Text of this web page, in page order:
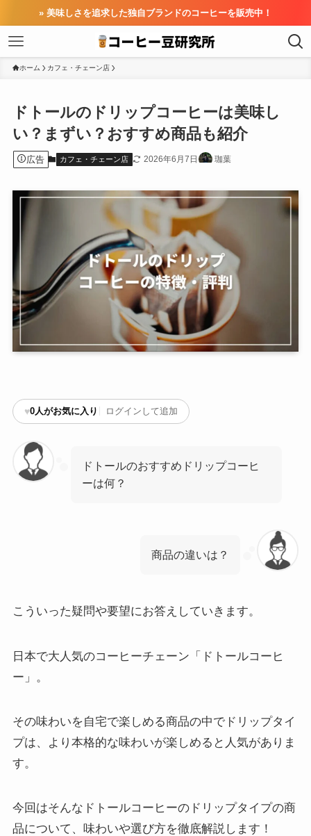
» 美味しさを追求した独自ブランドのコーヒーを販売中！
ホーム カフェ・チェーン店
ドトールのドリップコーヒーは美味し
い？まずい？おすすめ商品も紹介
広告 カフェ・チェーン店 2026年6月7日 珈葉
♥0人がお気に入り ログインして追加
ドトールのおすすめドリップコーヒ
ーは何？
商品の違いは？
こういった疑問や要望にお答えしていきます。
日本で大人気のコーヒーチェーン「ドトールコーヒ
ー」。
その味わいを自宅で楽しめる商品の中でドリップタイ
プは、より本格的な味わいが楽しめると人気がありま
す。
今回はそんなドトールコーヒーのドリップタイプの商
品について、味わいや選び方を徹底解説します！